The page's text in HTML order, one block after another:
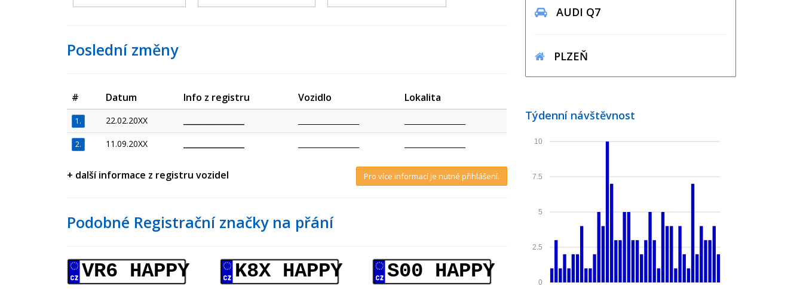
Poslední změny
# Datum Info z registru Vozidlo Lokalita
1. 22.02.20XX
2. 11.09.20XX
+ další informace z registru vozidel Pro více informací je nutné přihlášení.
Podobné Registrační značky na přání
VR6 HAPPY K8X HAPPY
S00 HAPPY
AUDI Q7
PLZEŇ
Týdenní návštěvnost
0
2.5
5
7.5
10